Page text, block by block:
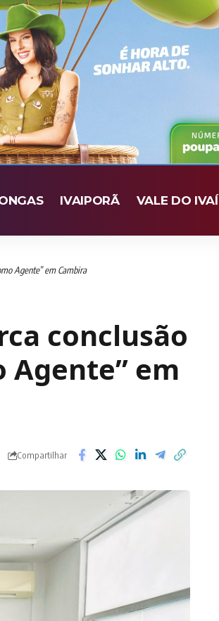
IVAIPORÃ VALE DO IVAÍ
Agente” em Cambira
conclusão
Agente” em
Compartilhar